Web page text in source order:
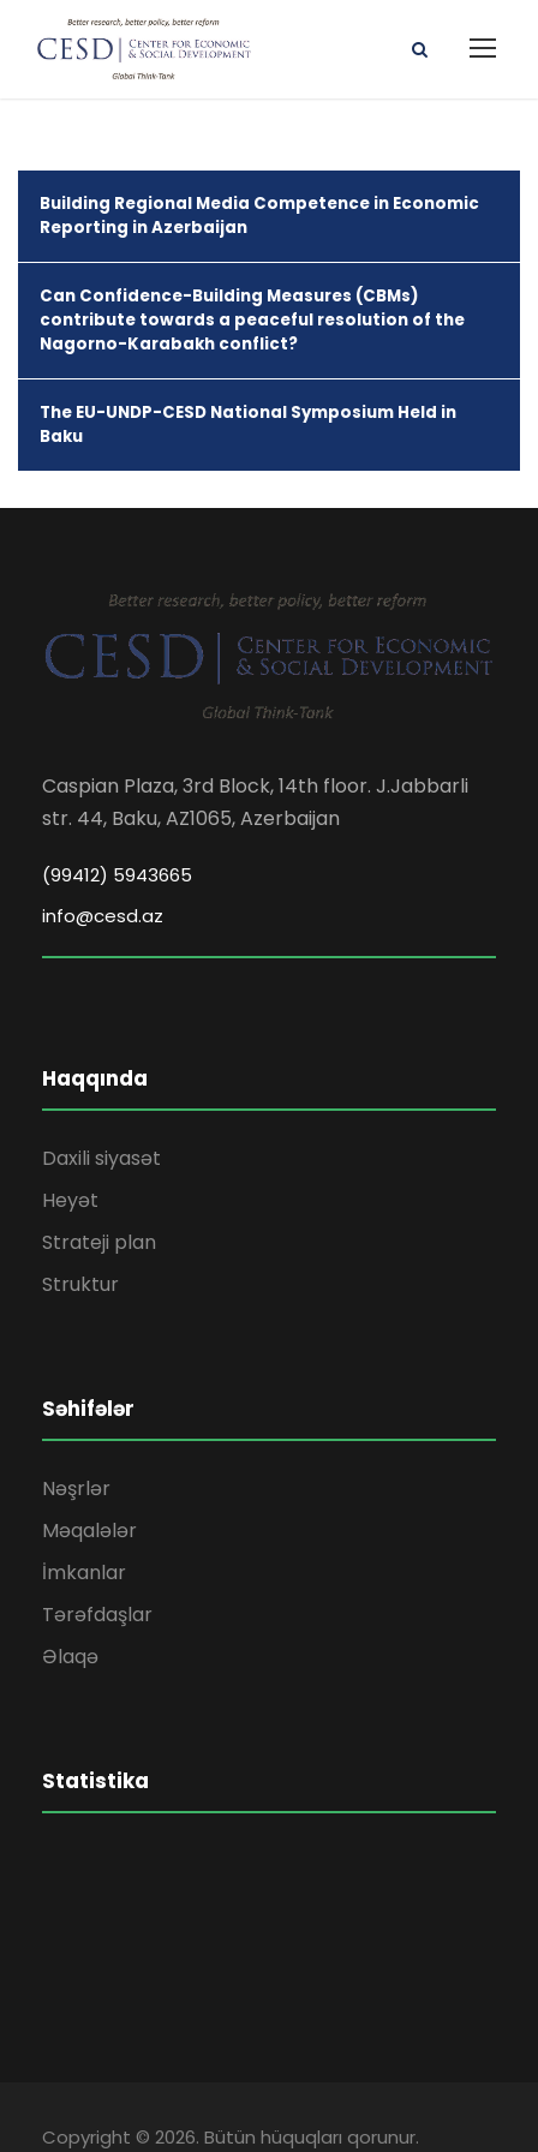
Building Regional Media Competence in Economic
Reporting in Azerbaijan
Can Confidence-Building Measures (CBMs)
contribute towards a peaceful resolution of the
Nagorno-Karabakh conflict?
The EU-UNDP-CESD National Symposium Held in
Baku
Caspian Plaza, 3rd Block, 14th floor. J.Jabbarli
str. 44, Baku, AZ1065, Azerbaijan
(99412) 5943665
info@cesd.az
Haqqında
Daxili siyasət
Heyət
Strateji plan
Struktur
Səhifələr
Nəşrlər
Məqalələr
İmkanlar
Tərəfdaşlar
Əlaqə
Statistika
Copyright © 2026. Bütün hüquqları qorunur.